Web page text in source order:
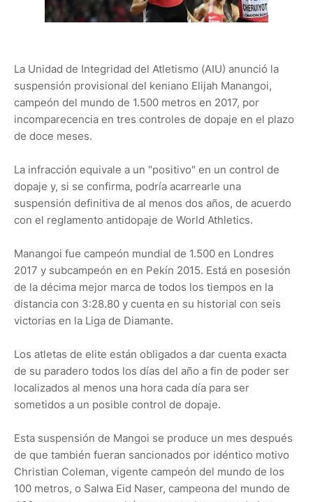
La Unidad de Integridad del Atletismo (AIU) anunció la
suspensión provisional del keniano Elijah Manangoi,
campeón del mundo de 1.500 metros en 2017, por
incomparecencia en tres controles de dopaje en el plazo
de doce meses.
La infracción equivale a un "positivo" en un control de
dopaje y, si se confirma, podría acarrearle una
suspensión definitiva de al menos dos años, de acuerdo
con el reglamento antidopaje de World Athletics.
Manangoi fue campeón mundial de 1.500 en Londres
2017 y subcampeón en en Pekín 2015. Está en posesión
de la décima mejor marca de todos los tiempos en la
distancia con 3:28.80 y cuenta en su historial con seis
victorias en la Liga de Diamante.
Los atletas de elite están obligados a dar cuenta exacta
de su paradero todos los días del año a fin de poder ser
localizados al menos una hora cada día para ser
sometidos a un posible control de dopaje.
Esta suspensión de Mangoi se produce un mes después
de que también fueran sancionados por idéntico motivo
Christian Coleman, vigente campeón del mundo de los
100 metros, o Salwa Eid Naser, campeona del mundo de